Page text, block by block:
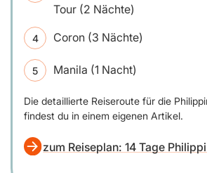
Tour (2 Nächte)
Coron (3 Nächte)
Manila (1 Nacht)
Die detaillierte Reiseroute für die
findest du in einem eigenen Artikel.
zum Reiseplan: 14 Tage